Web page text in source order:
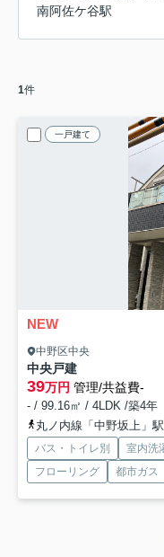
南阿佐ケ谷駅
1件
一戸建て
NEW
中野区中央
中央戸建
39万円 管理/共益費-
- / 99.16㎡ / 4LDK /築4年
丸ノ内線「中野坂上」
バス・トイレ別 室内洗
フローリング
都市ガス